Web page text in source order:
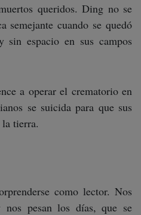
queridos. Ding no se
semejante cuando se quedó
sin espacio en sus campos
a operar el crematorio en
se suicida para que sus
la tierra.
como lector. Nos
pesan los días, que se